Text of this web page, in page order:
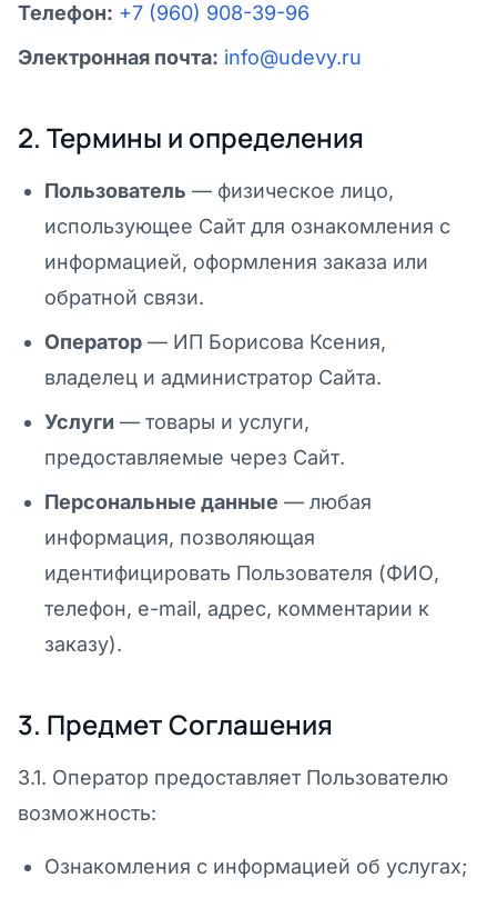
Телефон: +7 (960) 908-39-96
Электронная почта: info@udevy.ru
2. Термины и определения
Пользователь — физическое лицо,
использующее Сайт для ознакомления с
информацией, оформления заказа или
обратной связи.
Оператор — ИП Борисова Ксения,
владелец и администратор Сайта.
Услуги — товары и услуги,
предоставляемые через Сайт.
Персональные данные — любая
информация, позволяющая
идентифицировать Пользователя (ФИО,
телефон, e-mail, адрес, комментарии к
заказу).
3. Предмет Соглашения
3.1. Оператор предоставляет Пользователю
возможность:
Ознакомления с информацией об услугах;